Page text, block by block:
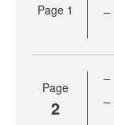
Page 1
Page
2